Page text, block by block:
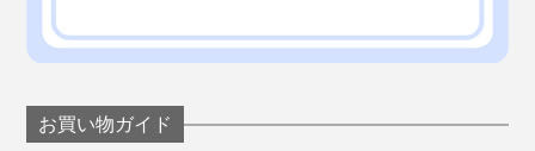
お買い物ガイド